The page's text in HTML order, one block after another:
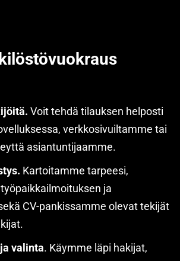
Voit tehdä tilauksen helposti
verkkosivuiltamme tai
asiantuntijaamme.
Kartoitamme tarpeesi,
ja
CV-pankissamme olevat tekijät
valinta. Käymme läpi hakijat,